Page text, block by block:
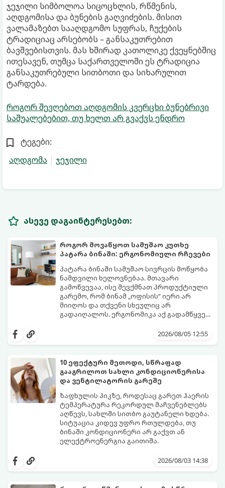
ჯეჯილი სიმბოლოა სიცოცხლის, რწმენის,
აღდგომისა და ბუნების გაღვიძების. მისით
ვალამაზებთ სააღდგომო სუფრას, ჩუქების
ტრადიციაც არსებობს – განსაკუთრებით
ბავშვებისთვის. მას ხშირად კათოლიკე ქვეყნებშიც
ითესავენ, თუმცა საქართველოში ეს ტრადიცია
განსაკუთრებული სითბოთი და სიხარულით
ტარდება.
როგორ შევღებოთ აღდგომის კვერცხი ბუნებრივი
საშუალებებით, თუ ხელთ არ გვაქვს ენდრო
ტეგები:
აღდგომა
ჯეჯილი
ასევე დაგაინტერესებთ:
როგორ მოვაწყოთ სამუშაო კუთხე
პატარა ბინაში: ერგონომიული რჩევები
პატარა ბინაში სამუშაო სივრცის მოწყობა
ნამდვილი ხელოვნებაა. მთავარი
გამოწვევაა, ისე შევქმნათ პროდუქტიული
გარემო, რომ ბინამ „ოფისის“ იერი არ
მიიღოს და თქვენი სხეულიც არ
გადაიღალოს. ერგონომიკა აქ გადამწყვეტ
2026/08/05 12:55
10 ეფექტური მეთოდი, სწრაფად
გააგრილოთ სახლი კონდიციონერისა
და ვენტილატორის გარეშე
ზაფხულის პიკზე, როდესაც გარეთ ჰაერის
ტემპერატურა რეკორდულ მაჩვენებლებს
აღწევს, სახლში სითბო გაუტანელი ხდება.
სიტუაცია კიდევ უფრო რთულდება, თუ
ბინაში კონდიციონერი არ გაქვთ ან
ელექტროენერგია გაითიშა.
კანონები და გამოცდილი ყოფითი ხრიკები,
სასიამოვნო სიგრილე სპეციალური
2026/08/03 14:38